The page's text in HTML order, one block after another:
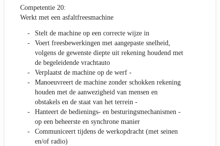
Competentie 20:
Werkt met een asfaltfreesmachine
Stelt de machine op een correcte wijze in
Voert freesbewerkingen met aangepaste snelheid,
volgens de gewenste diepte uit rekening houdend met
de begeleidende vrachtauto
Verplaatst de machine op de werf -
Manoeuvreert de machine zonder schokken rekening
houden met de aanwezigheid van mensen en
obstakels en de staat van het terrein -
Hanteert de bedienings- en besturingsmechanismen -
op een beheerste en synchrone manier
Communiceert tijdens de werkopdracht (met seinen
en/of radio)